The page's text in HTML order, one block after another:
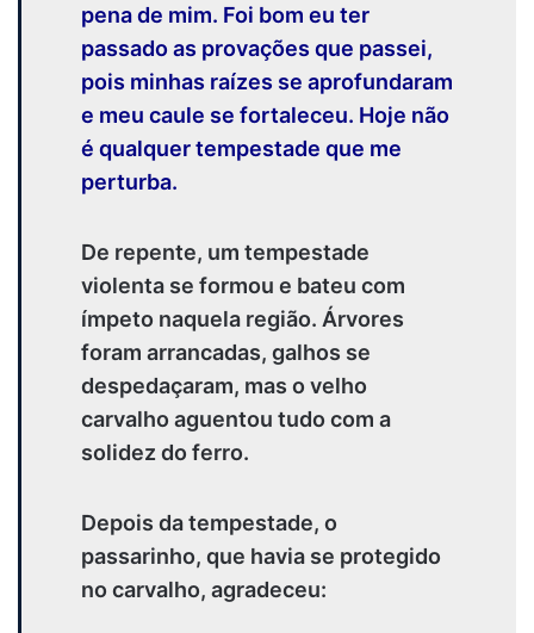
pena de mim. Foi bom eu ter
passado as provações que passei,
pois minhas raízes se aprofundaram
e meu caule se fortaleceu. Hoje não
é qualquer tempestade que me
perturba.
De repente, um tempestade
violenta se formou e bateu com
ímpeto naquela região. Árvores
foram arrancadas, galhos se
despedaçaram, mas o velho
carvalho aguentou tudo com a
solidez do ferro.
Depois da tempestade, o
passarinho, que havia se protegido
no carvalho, agradeceu: